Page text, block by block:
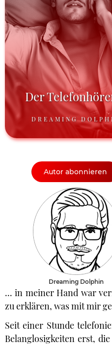
Der
DREAMING
Autor abonnieren
Dreaming Dolphin
... in meiner Hand war
zu erklären, was mit mir
Seit einer Stunde
Belanglosigkeiten erst,